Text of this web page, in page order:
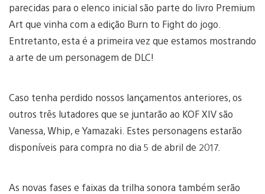
parecidas para o elenco inicial são parte do livro Premium
Art que vinha com a edição Burn to Fight do jogo.
Entretanto, esta é a primeira vez que estamos mostrando
a arte de um personagem de DLC!
Caso tenha perdido nossos lançamentos anteriores, os
outros três lutadores que se juntarão ao KOF XIV são
Vanessa, Whip, e Yamazaki. Estes personagens estarão
disponíveis para compra no dia 5 de abril de 2017.
As novas fases e faixas da trilha sonora também serão